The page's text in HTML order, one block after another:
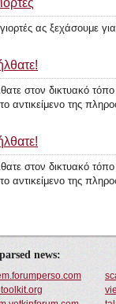
γιορτές ας ξεχάσουμε
στον δικτυακό
αντικείμενο της
στον δικτυακό
αντικείμενο της
news: